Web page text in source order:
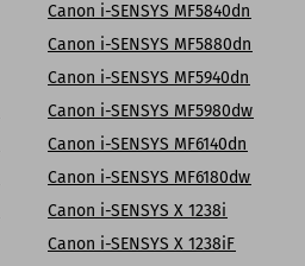
Canon i-SENSYS MF5840dn
Canon i-SENSYS MF5880dn
Canon i-SENSYS MF5940dn
Canon i-SENSYS MF5980dw
Canon i-SENSYS MF6140dn
Canon i-SENSYS MF6180dw
Canon i-SENSYS X 1238i
Canon i-SENSYS X 1238iF